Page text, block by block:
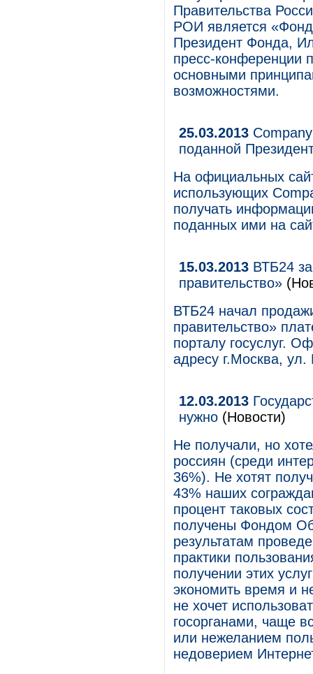
Правительства
РОИ является
Президент Фонда,
пресс-конференции
основными
возможностями.
25.03.2013
поданной
На официальных
использующих
получать
поданных ими на
15.03.2013 ВТБ24
правительство»
ВТБ24 начал
правительство»
порталу госуслуг.
адресу г.Москва,
12.03.2013
нужно (Новости)
Не получали, но
россиян (среди
36%). Не хотят
43% наших
процент таковых
получены Фондом
результатам
практики
получении этих
экономить время и
не хочет
госорганами, чаще
или нежеланием
недоверием